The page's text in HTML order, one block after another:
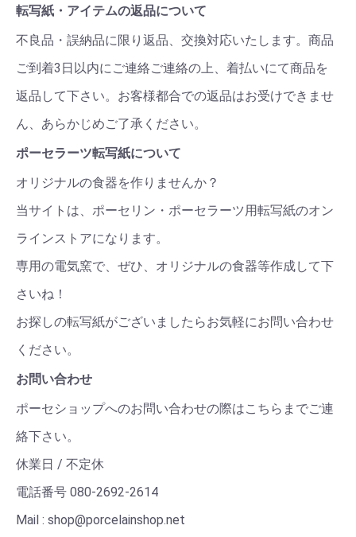
転写紙・アイテムの返品について
不良品・誤納品に限り返品、交換対応いたします。商品
ご到着3日以内にご連絡ご連絡の上、着払いにて商品を
返品して下さい。お客様都合での返品はお受けできませ
ん、あらかじめご了承ください。
ポーセラーツ転写紙について
オリジナルの食器を作りませんか？
当サイトは、ポーセリン・ポーセラーツ用転写紙のオン
ラインストアになります。
専用の電気窯で、ぜひ、オリジナルの食器等作成して下
さいね！
お探しの転写紙がございましたらお気軽にお問い合わせ
ください。
お問い合わせ
ポーセショップへのお問い合わせの際はこちらまでご連
絡下さい。
休業日 / 不定休
電話番号 080-2692-2614
Mail : shop@porcelainshop.net